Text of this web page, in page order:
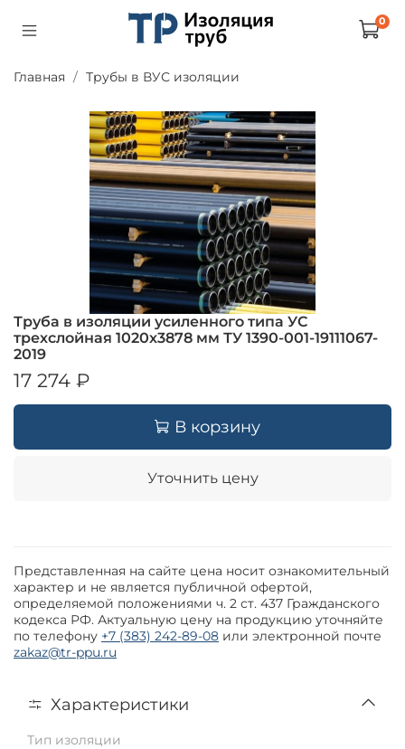
0
Главная Трубы в ВУС изоляции
Труба в изоляции усиленного типа УС
трехслойная 1020х3878 мм ТУ 1390-001-19111067-
2019
17 274 ₽
В корзину
Уточнить цену
Представленная на сайте цена носит ознакомительный
характер и не является публичной офертой,
определяемой положениями ч. 2 ст. 437 Гражданского
кодекса РФ. Актуальную цену на продукцию уточняйте
по телефону +7 (383) 242-89-08 или электронной почте
zakaz@tr-ppu.ru
Характеристики
Тип изоляции